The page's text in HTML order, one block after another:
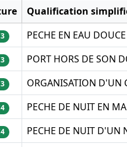
Qualification
PECHE EN EAU
PORT HORS DE SON
ORGANISATION D'UN
PECHE DE NUIT EN
PECHE DE NUIT D'UN